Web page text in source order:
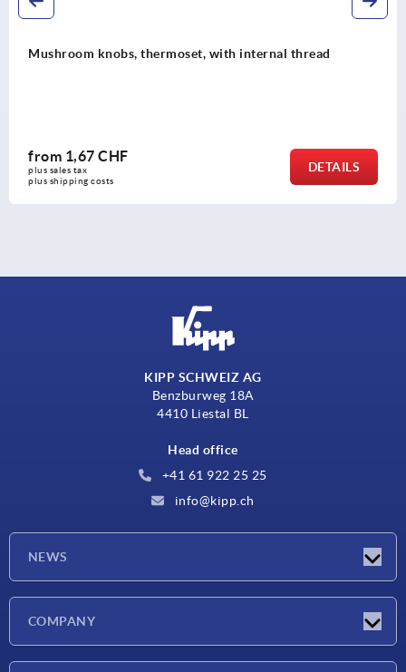
with internal thread Mushroom knobs
2,09 CHF
plus sales tax
plus shipping costs
KIPP SCHWEIZ AG
Benzburweg 18A
4410 Liestal BL
Head office
+41 61 922 25 25
info@kipp.ch
NEWS
COMPANY